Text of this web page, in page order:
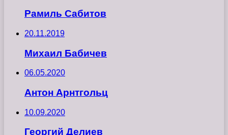
Рамиль Сабитов
20.11.2019
Михаил Бабичев
06.05.2020
Антон Арнтгольц
10.09.2020
Георгий Делиев